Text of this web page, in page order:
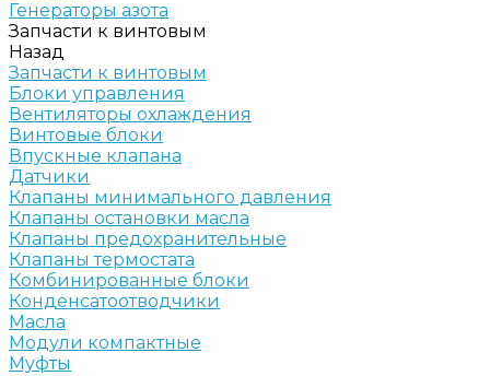
Генераторы азота
Запчасти к винтовым
Назад
Запчасти к винтовым
Блоки управления
Вентиляторы охлаждения
Винтовые блоки
Впускные клапана
Датчики
Клапаны минимального давления
Клапаны остановки масла
Клапаны предохранительные
Клапаны термостата
Комбинированные блоки
Конденсатоотводчики
Масла
Модули компактные
Муфты